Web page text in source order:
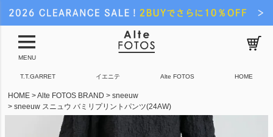
MENU
T.T.GARRET イエニテ Alte FOTOS HOME
HOME Alte FOTOS BRAND
sneeuw
sneeuw スニュウ バミリプリントパンツ(24AW)